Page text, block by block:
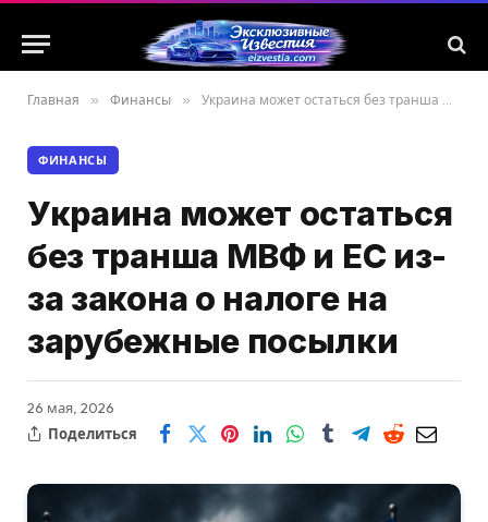
Главная » Финансы » Украина может остаться без транша МВФ и ЕС из-за закона о налоге на зарубежные посылки
ФИНАНСЫ
Украина может остаться
без транша МВФ и ЕС из-
за закона о налоге на
зарубежные посылки
26 мая, 2026
Поделиться